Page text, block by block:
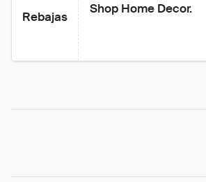
Rebajas
Shop Home Decor.